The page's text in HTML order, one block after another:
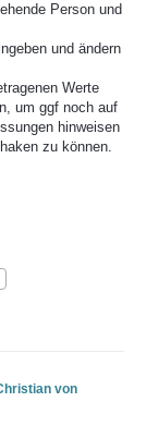
Person und
und ändern
Werte
um ggf noch auf
hinweisen
zu können.
von